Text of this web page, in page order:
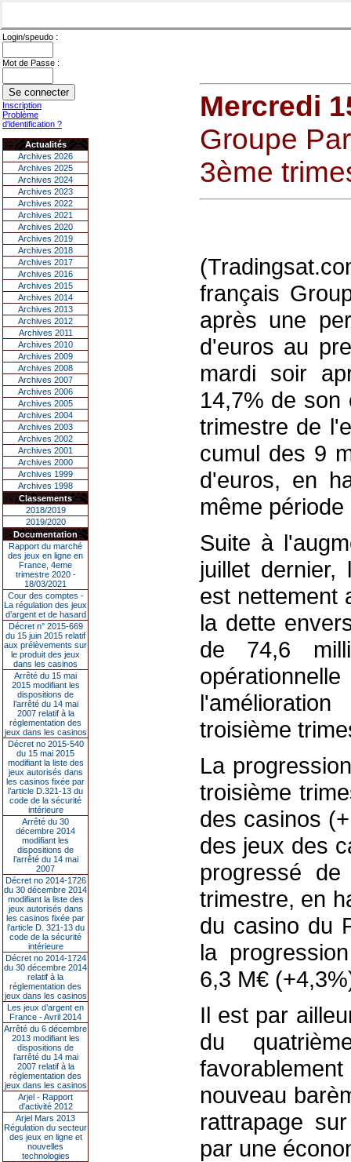
Login/speudo :
Mot de Passe :
Inscription
Problème
d'identification ?
Actualités
Archives 2026
Archives 2025
Archives 2024
Archives 2023
Archives 2022
Archives 2021
Archives 2020
Archives 2019
Archives 2018
Archives 2017
Archives 2016
Archives 2015
Archives 2014
Archives 2013
Archives 2012
Archives 2011
Archives 2010
Archives 2009
Archives 2008
Archives 2007
Archives 2006
Archives 2005
Archives 2004
Archives 2003
Archives 2002
Archives 2001
Archives 2000
Archives 1999
Archives 1998
Classements
2018/2019
2019/2020
Documentation
Rapport du marché
des jeux en ligne en
France, 4eme
trimestre 2020 -
18/03/2021
Cour des comptes -
La régulation des jeux
d’argent et de hasard
Décret n° 2015-669
du 15 juin 2015 relatif
aux prélèvements sur
le produit des jeux
dans les casinos
Arrêté du 15 mai
2015 modifiant les
dispositions de
l’arrêté du 14 mai
2007 relatif à la
réglementation des
jeux dans les casinos
Décret no 2015-540
du 15 mai 2015
modifiant la liste des
jeux autorisés dans
les casinos fixée par
l’article D.321-13 du
code de la sécurité
intérieure
Arrêté du 30
décembre 2014
modifiant les
dispositions de
l’arrêté du 14 mai
2007
Décret no 2014-1726
du 30 décembre 2014
modifiant la liste des
jeux autorisés dans
les casinos fixée par
l’article D. 321-13 du
code de la sécurité
intérieure
Décret no 2014-1724
du 30 décembre 2014
relatif à la
réglementation des
jeux dans les casinos
Les jeux d’argent en
France - Avril 2014
Arrêté du 6 décembre
2013 modifiant les
dispositions de
l’arrêté du 14 mai
2007 relatif à la
réglementation des
jeux dans les casinos
Arjel - Rapport
d'activité 2012
Arjel Mars 2013
Régulation du secteur
des jeux en ligne et
nouvelles
technologies
Mercredi
Groupe
3ème
français
après une
d'euros au
mardi soir
14,7% de son
trimestre de
cumul des 9
d'euros, en
même
Suite à
juillet dernier,
est nettement
la dette
de 74,6
troisième
La
troisième
des casinos
des jeux des
progressé
trimestre, en
du casino du
la
6,3 M€
Il est par
du
nouveau
rattrapage
par une